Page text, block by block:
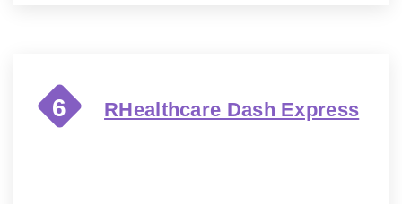
6 RHealthcare Dash Express